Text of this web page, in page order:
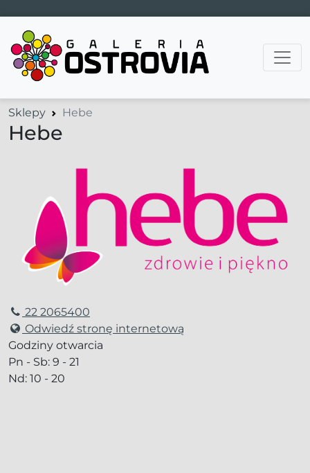
Main Navigation
Sklepy Hebe
Hebe
22 2065400
Odwiedź stronę internetową
Godziny otwarcia
Pn - Sb: 9 - 21
Nd: 10 - 20